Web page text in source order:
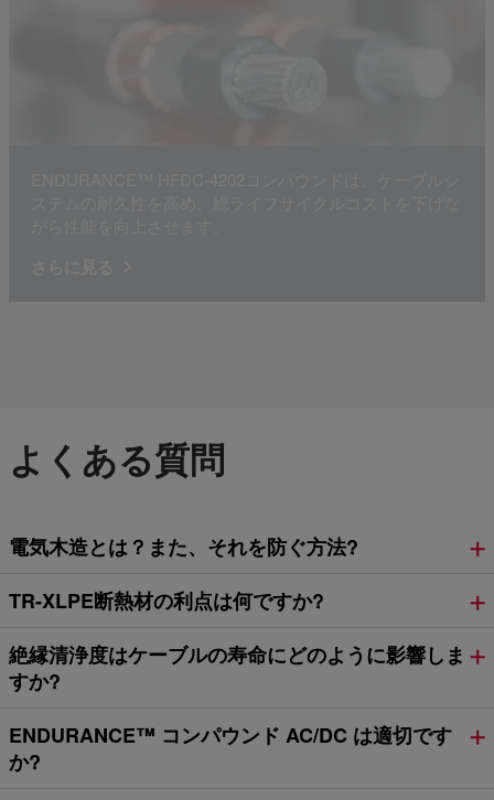
よくある質問
電気木造とは？また、それを防ぐ方法?
TR-XLPE断熱材の利点は何ですか?
絶縁清浄度はケーブルの寿命にどのように影響しま
すか?
ENDURANCE™ コンパウンド AC/DC は適切です
か?